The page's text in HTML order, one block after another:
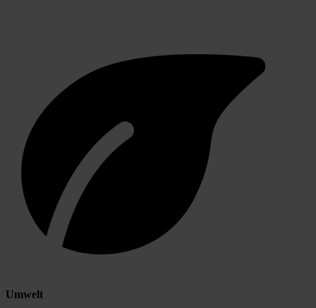
Umwelt